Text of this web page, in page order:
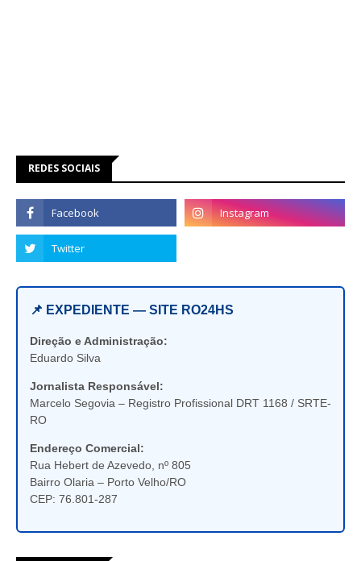
REDES SOCIAIS
📌 EXPEDIENTE — SITE RO24HS
Direção e Administração:
Eduardo Silva
Jornalista Responsável:
Marcelo Segovia – Registro Profissional DRT 1168 / SRTE-
RO
Endereço Comercial:
Rua Hebert de Azevedo, nº 805
Bairro Olaria – Porto Velho/RO
CEP: 76.801-287